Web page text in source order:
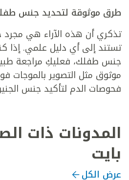
طرق موثوقة لتحديد جنس
تذكري أن هذه الآراء هي مجرد
تستند إلى أي دليل علمي. إذا
جنس طفلك، فعليكِ مراجعة
موثوق مثل التصوير بالموجات
فحوصات الدم لتأكيد جنس
المدونات ذات
بايت
عرض الكل